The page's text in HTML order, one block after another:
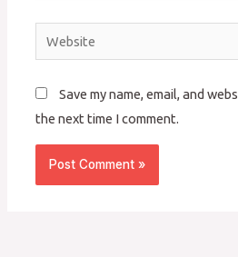
Website
Save my name, email, and
the next time I comment.